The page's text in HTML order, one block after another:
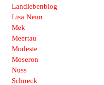
Landlebenblog
Lisa Neun
Mek
Meertau
Modeste
Moseron
Nuss
Schneck